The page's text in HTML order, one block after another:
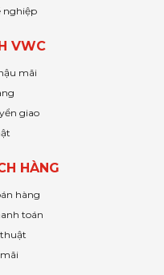
nghiệp
VWC
mãi
giao
HÀNG
hàng
toán